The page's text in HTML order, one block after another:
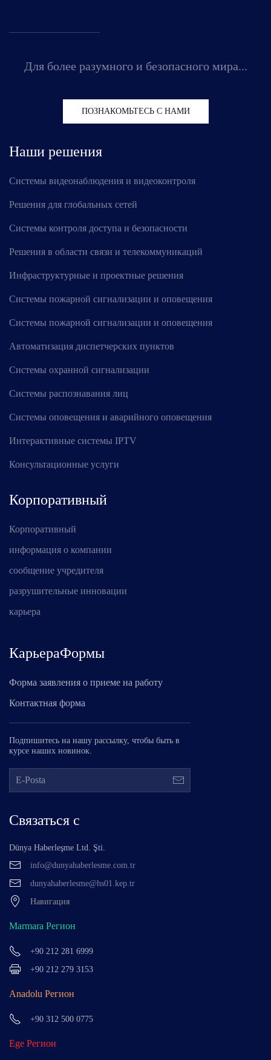
Для более разумного и безопасного мира...
ПОЗНАКОМЬТЕСЬ С НАМИ
Наши решения
Системы видеонаблюдения и видеоконтроля
Решения для глобальных сетей
Системы контроля доступа и безопасности
Решения в области связи и телекоммуникаций
Инфраструктурные и проектные решения
Системы пожарной сигнализации и оповещения
Системы пожарной сигнализации и оповещения
Автоматизация диспетчерских пунктов
Системы охранной сигнализации
Системы распознавания лиц
Системы оповещения и аварийного оповещения
Интерактивные системы IPTV
Консультационные услуги
Корпоративный
Корпоративный
информация о компании
сообщение учредителя
разрушительные инновации
карьера
КарьераФормы
Форма заявления о приеме на работу
Контактная форма
Подпишитесь на нашу рассылку, чтобы быть в
курсе наших новинок.
Связаться с
Dünya Haberleşme Ltd. Şti.
info@dunyahaberlesme.com.tr
dunyahaberlesme@hs01.kep.tr
Навигация
Marmara Регион
+90 212 281 6999
+90 212 279 3153
Anadolu Регион
+90 312 500 0775
Ege Регион